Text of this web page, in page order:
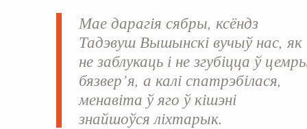
Мае дарагія сябры, ксёндз
Тадэвуш Вышынскі вучыў нас, як
не заблукаць і не згубіцца ў
бязвер’я, а калі спатрэбілася,
менавіта ў яго ў кішэні
знайшоўся ліхтарык.